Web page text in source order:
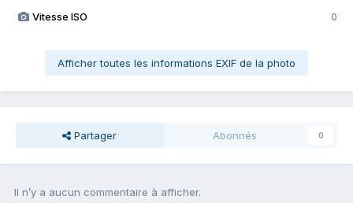
Vitesse ISO 0
Afficher toutes les informations EXIF de la photo
Partager Abonnés 0
Il n’y a aucun commentaire à afficher.